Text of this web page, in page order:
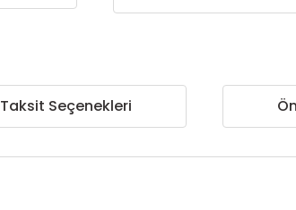
Taksit Seçenekleri